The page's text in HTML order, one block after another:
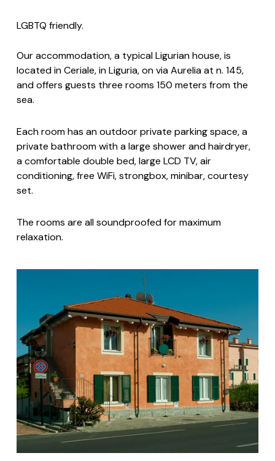
LGBTQ friendly.
Our accommodation, a typical Ligurian house, is
located in Ceriale, in Liguria, on via Aurelia at n. 145,
and offers guests three rooms 150 meters from the
sea.
Each room has an outdoor private parking space, a
private bathroom with a large shower and hairdryer,
a comfortable double bed, large LCD TV, air
conditioning, free WiFi, strongbox, minibar, courtesy
set.
The rooms are all soundproofed for maximum
relaxation.